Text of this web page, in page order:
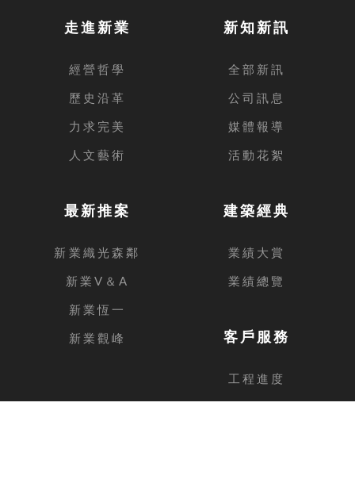
走進新業
經營哲學
歷史沿革
力求完美
人文藝術
新知新訊
全部新訊
公司訊息
媒體報導
活動花絮
最新推案
新業織光森鄰
新業V＆A
新業恆一
新業觀峰
建築經典
業績大賞
業績總覽
客戶服務
工程進度